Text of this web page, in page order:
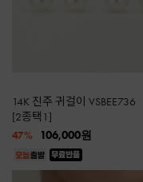
14K 진주 귀걸이 VSBEE736
[2종택1]
106,000원
47%